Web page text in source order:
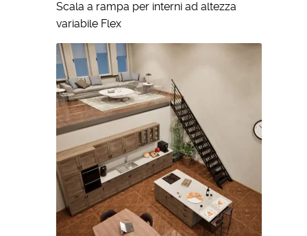
Scala a rampa per interni ad altezza
variabile Flex